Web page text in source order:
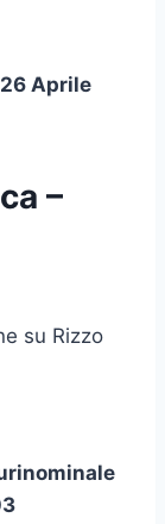
26 Aprile
–
su Rizzo